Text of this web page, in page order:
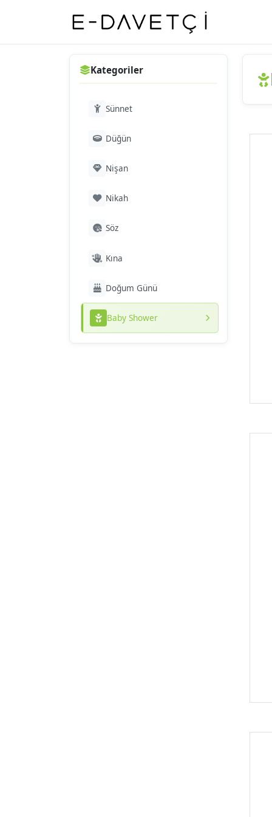
Kategoriler
Sünnet
Düğün
Nişan
Nikah
Söz
Kına
Doğum Günü
Baby Shower